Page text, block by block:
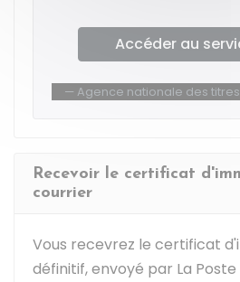
Accéder au
Agence nationale des
Recevoir le certificat
courrier
Vous recevrez le certificat
définitif, envoyé par La Poste